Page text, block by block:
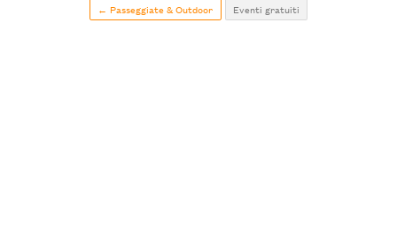
← Passeggiate & Outdoor Eventi gratuiti